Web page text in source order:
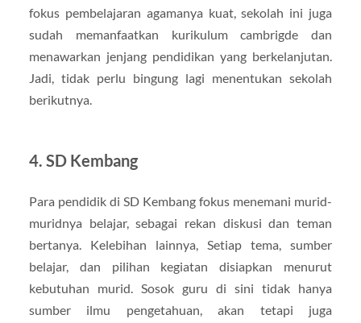
fokus pembelajaran agamanya kuat, sekolah ini juga
sudah memanfaatkan kurikulum cambrigde dan
menawarkan jenjang pendidikan yang berkelanjutan.
Jadi, tidak perlu bingung lagi menentukan sekolah
berikutnya.
4. SD Kembang
Para pendidik di SD Kembang fokus menemani murid-
muridnya belajar, sebagai rekan diskusi dan teman
bertanya. Kelebihan lainnya, Setiap tema, sumber
belajar, dan pilihan kegiatan disiapkan menurut
kebutuhan murid. Sosok guru di sini tidak hanya
sumber ilmu pengetahuan, akan tetapi juga